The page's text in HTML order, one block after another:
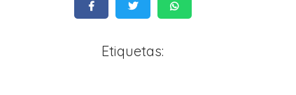
Etiquetas: